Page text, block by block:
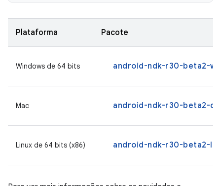
Plataforma Pacote
Windows de 64 bits android-ndk-r30-beta2-
Mac android-ndk-r30-beta2-
Linux de 64 bits (x86) android-ndk-r30-beta2-